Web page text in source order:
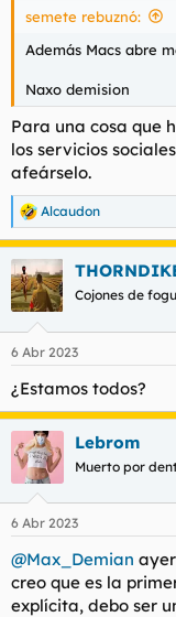
semete rebuznó:
Además Macs abre
Naxo demision
Para una cosa que
los servicios
afeárselo.
R
e
a
c
c
i
e
:
Alcaudon
Cojones de
6 Abr 2023
¿Estamos todos?
Lebrom
Muerto por
6 Abr 2023
@Max_Demian
creo que es la
explícita, debo ser